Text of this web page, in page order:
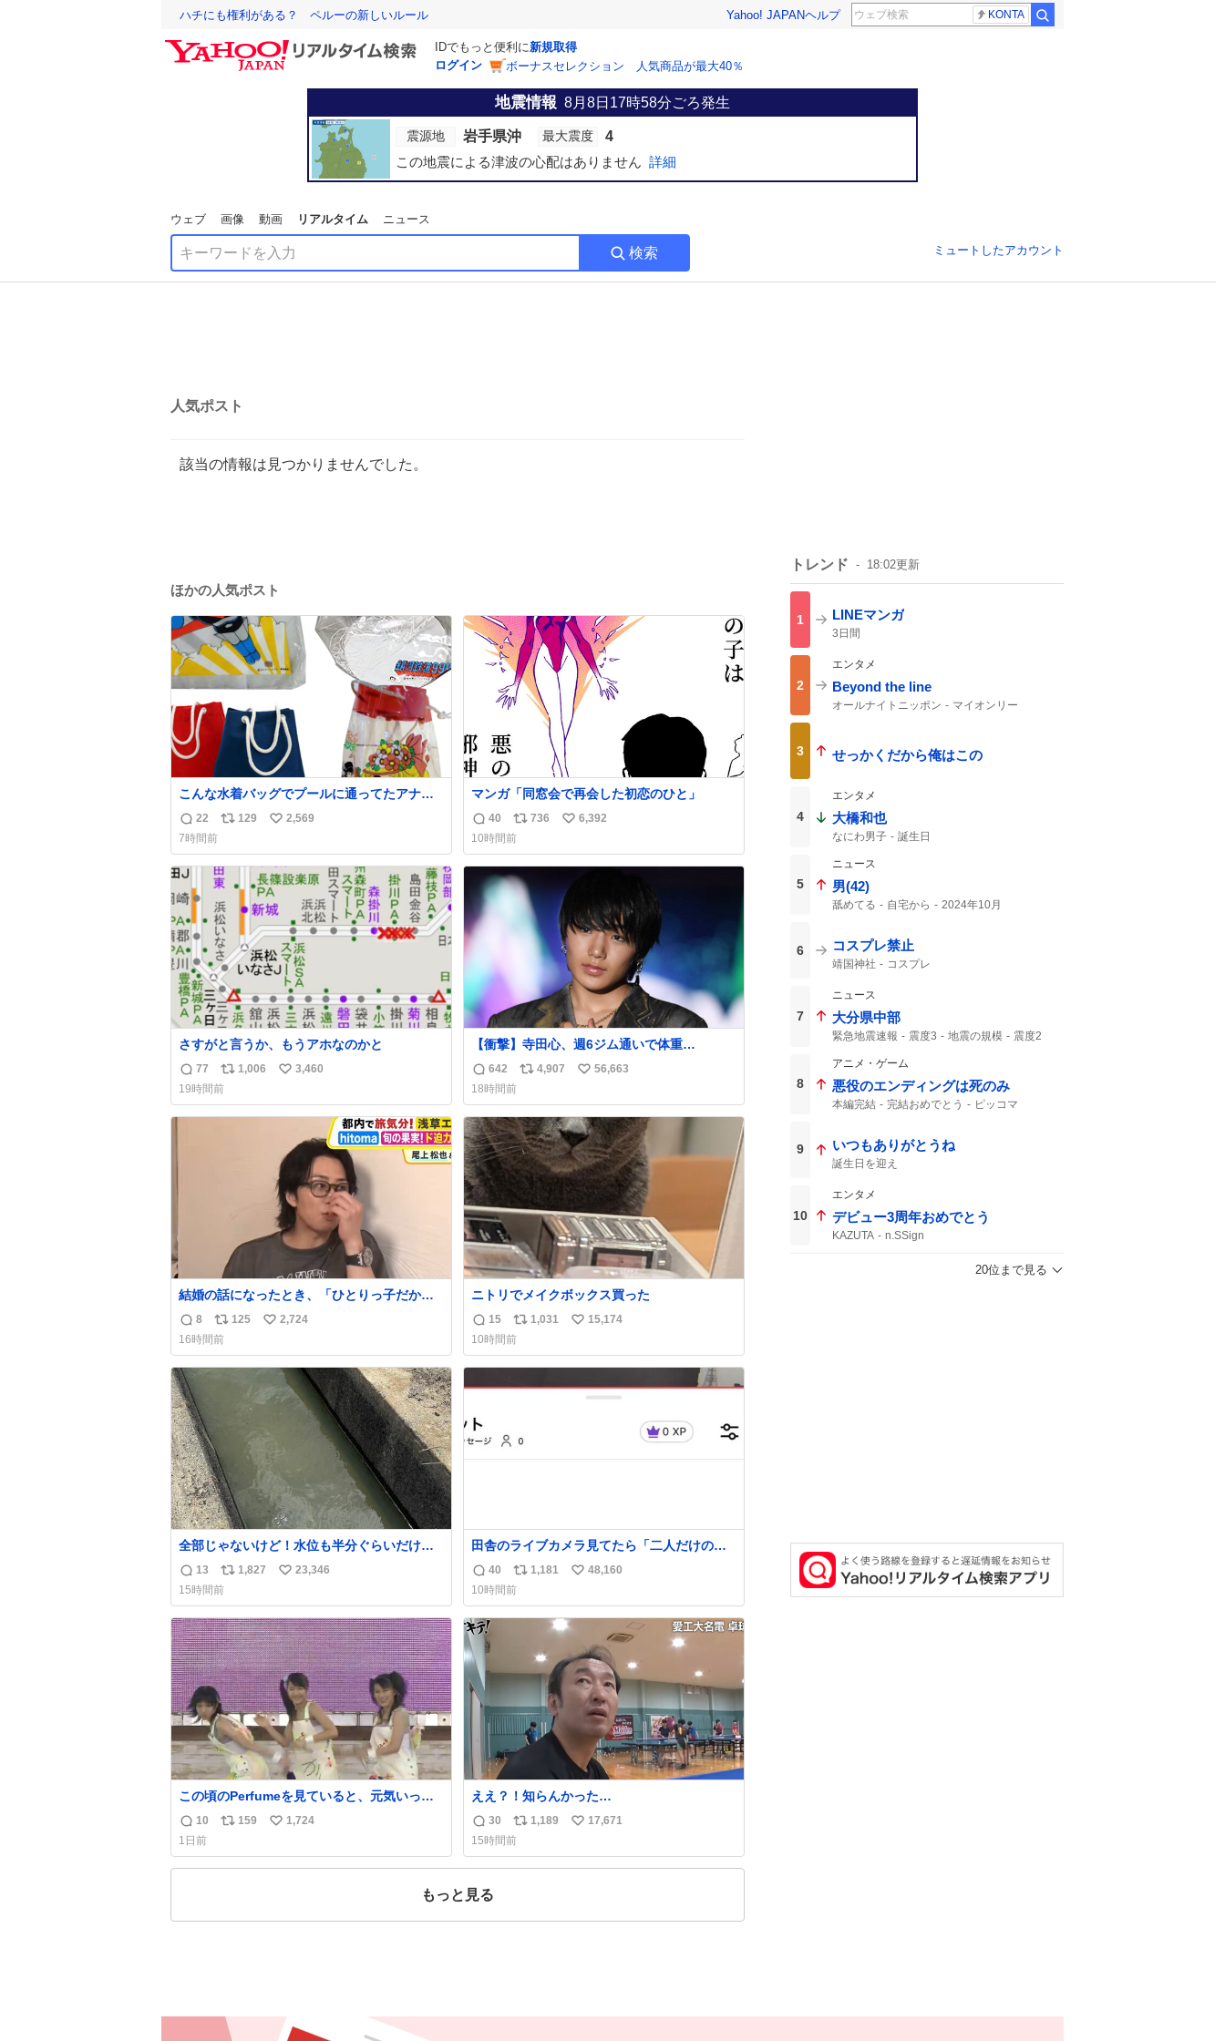
ハチにも権利がある？ ペルーの新しいルール Yahoo! JAPANヘルプ KONTA
IDでもっと便利に新規取得
ログイン
ボーナスセレクション 人気商品が最大40％
地震情報 8月8日17時58分ごろ発生
震源地 岩手県沖 最大震度
4
この地震による津波の心配はありません 詳細
ウェブ 画像 動画 リアルタイム ニュース
検索 ミュートしたアカウント
人気ポスト
該当の情報は見つかりませんでした。
ほかの人気ポスト
こんな水着バッグでプールに通ってたアナ
タ、完全なる同世代（笑） #70年代 #80年
代 #昭和レトロ
返
信
数
22
リ
ス
ト
数
129
い
ね
数
2,569
7時間前
マンガ「同窓会で再会した初恋のひと」
返
信
数
40
リ
ポ
ス
ト
736
い
ね
数
6,392
10時間前
さすがと言うか、もうアホなのかと
返
信
数
77
リ
ポ
ス
1,006
い
ね
3,460
19時間前
【衝撃】寺田心、週6ジム通いで体重
62kg→82kgに 110kgのベンチプレス持ち上
げる姿披露
news.livedoor.com/article/detail… 元々自重
のみだったが、更に筋肉を大きくするためジ
ム通いを開始。筋肉増量のためおにぎり10
個、ゼリー飲料3～4本、パスタと毎日4千kcal
オーバーの食事を摂取し、増量したという。
返
信
数
642
リ
ス
ト
数
4,907
い
ね
数
56,663
18時間前
結婚の話になったとき、「ひとりっ子だから
僕が諦めた瞬間に一族が潰える」「死ぬとき1
人とか嫌」だから結婚願望は"ある"って答え
たものの、結局「（結婚は）向いてねぇのか
もしれない」で締める北山くん、きっといろ
いろ考えて言葉を選んで、まるく収めてくれ
たんだなと思った
返
信
数
8
リ
ポ
ス
125
い
ね
数
2,724
16時間前
ニトリでメイクボックス買った
返
信
数
15
リ
ポ
ス
ト
1,031
い
ね
数
15,174
10時間前
全部じゃないけど！水位も半分ぐらいだけ
ど！水が来はじめたよ！！！ 作業してくれた
方々ありがとーーー
ー！！！！！！！！！！！！！！！！！！！
！！！！！！！
返
信
数
13
リ
ポ
ス
ト
数
1,827
い
ね
数
23,346
15時間前
田舎のライブカメラ見てたら「二人だけの世
界」を発見した
返
信
数
40
リ
ポ
ス
1,181
い
ね
数
48,160
10時間前
この頃のPerfumeを見ていると、元気いっぱ
いでありながら決して感情に任せすぎること
なく、しっかりと制御されたダンスであるこ
とに新鮮に驚く。3人のあげた足の向きや角度
とか本当に細かな部分まできっちりと揃って
返
信
数
10
リ
ス
159
い
ね
1,724
1日前
ええ？！知らんかった…
返
信
数
30
リ
ポ
ス
1,189
い
ね
17,671
15時間前
もっと見る
トレンド 18:02更新
1 LINEマンガ
3日間
2
エンタメ
Beyond the line
オールナイトニッポン マイオンリー
3 せっかくだから俺はこの
4
エンタメ
大橋和也
なにわ男子 誕生日
5
ニュース
男(42)
舐めてる 自宅から 2024年10月
6 コスプレ禁止
靖国神社 コスプレ
7
ニュース
大分県中部
緊急地震速報 震度3 地震の規模
震度2
8
アニメ・ゲーム
悪役のエンディングは死のみ
本編完結 完結おめでとう
ピッコマ
9 いつもありがとうね
誕生日を迎え
10
エンタメ
デビュー3周年おめでとう
KAZUTA n.SSign
20位まで見る